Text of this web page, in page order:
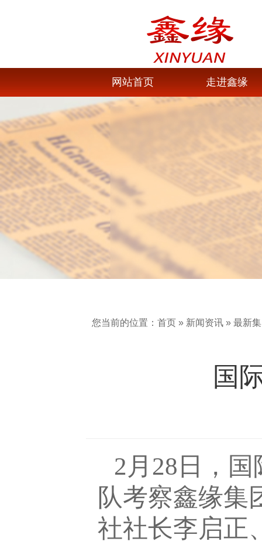
网站首页 走进鑫缘
您当前的位置： 首页» 新闻资讯» 最新
国
2月28日，
队考察鑫缘集
社社长李启正